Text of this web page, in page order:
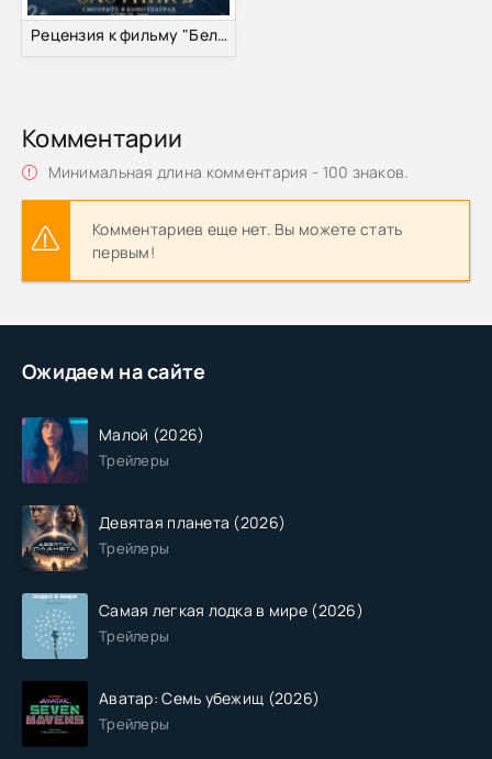
Ожидаем на сайте
Малой (2026)
Трейлеры
Девятая планета (2026)
Трейлеры
Самая легкая лодка в мире (2026)
Трейлеры
Аватар: Семь убежищ (2026)
Трейлеры
Рецензия к фильму "Белоснежка и Охотник 2" 2016
Комментарии
Минимальная длина комментария - 100 знаков.
Комментариев еще нет. Вы можете стать
первым!